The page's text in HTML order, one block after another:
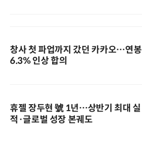
창사 첫 파업까지 갔던 카카오…연봉
6.3% 인상 합의
휴젤 장두현 號 1년…상반기 최대 실
적·글로벌 성장 본궤도